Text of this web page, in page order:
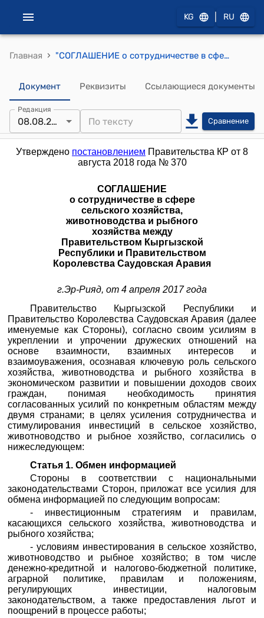
KG RU
Главная › "СОГЛАШЕНИЕ о сотрудничестве в сфере сельского хозяйства, животноводства и рыбного хозяйства между Правительством Кыргызской Республики и Правительством Королевства Саудовская Аравия" Утверждено постановлением Правительства КР от 8 августа 2018 года № 370
Документ Реквизиты Ссылающиеся документы
Редакция
08.08.2018 Сравнение